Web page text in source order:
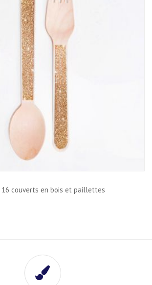
16 couverts en bois et paillettes